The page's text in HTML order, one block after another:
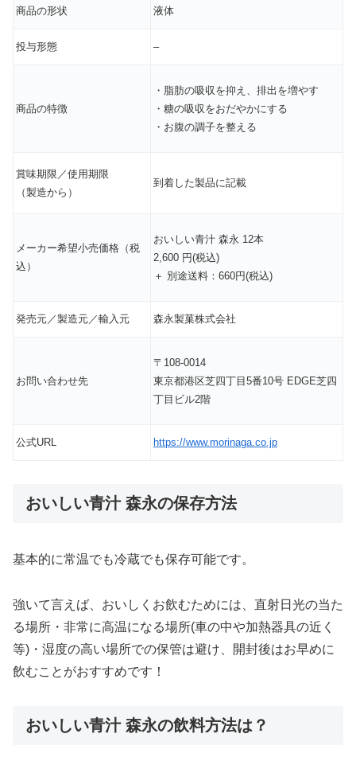
商品の形状 液体
投与形態 –
商品の特徴
・脂肪の吸収を抑え、排出を増やす
・糖の吸収をおだやかにする
・お腹の調子を整える
賞味期限／使用期限
（製造から）
到着した製品に記載
メーカー希望小売価格（税
込）
おいしい青汁 森永 12本
2,600 円(税込)
＋ 別途送料：660円(税込)
発売元／製造元／輸入元 森永製菓株式会社
お問い合わせ先
〒108-0014
東京都港区芝四丁目5番10号 EDGE芝四
丁目ビル2階
公式URL https://www.morinaga.co.jp
おいしい青汁 森永の保存方法
基本的に常温でも冷蔵でも保存可能です。
強いて言えば、おいしくお飲むためには、直射日光の当た
る場所・非常に高温になる場所(車の中や加熱器具の近く
等)・湿度の高い場所での保管は避け、開封後はお早めに
飲むことがおすすめです！
おいしい青汁 森永の飲料方法は？